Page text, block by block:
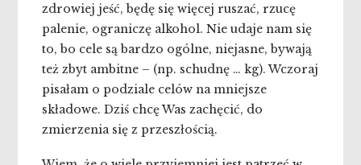
zdrowiej jeść, będę się więcej ruszać, rzucę
palenie, ograniczę alkohol. Nie udaje nam się
to, bo cele są bardzo ogólne, niejasne, bywają
też zbyt ambitne – (np. schudnę … kg). Wczoraj
pisałam o podziale celów na mniejsze
składowe. Dziś chcę Was zachęcić, do
zmierzenia się z przeszłością.